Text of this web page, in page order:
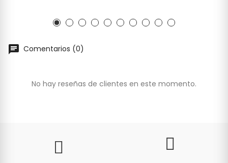
Comentarios (0)
No hay reseñas de clientes en este momento.